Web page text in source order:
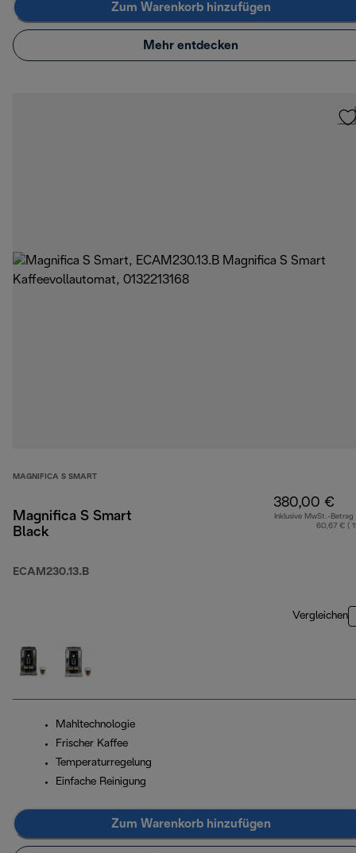
Zum Warenkorb hinzufügen
Mehr entdecken
MAGNIFICA S SMART
Magnifica S Smart
Black
ECAM230.13.B
380,00 €
Inklusive MwSt.-Betrag
60,67 € (
Vergleichen
Mahltechnologie
Frischer Kaffee
Temperaturregelung
Einfache Reinigung
Zum Warenkorb hinzufügen